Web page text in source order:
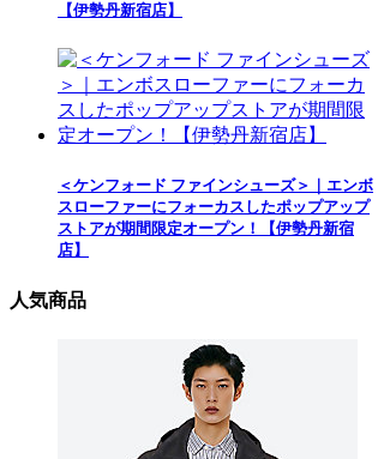
【伊勢丹新宿店】
＜ケンフォード ファインシューズ＞｜エンボ
スローファーにフォーカスしたポップアップ
ストアが期間限定オープン！【伊勢丹新宿
店】
人気商品